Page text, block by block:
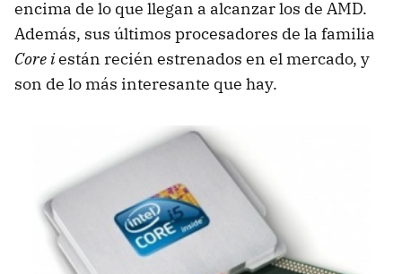
encima de lo que llegan a alcanzar los de AMD.
Además, sus últimos procesadores de la familia
Core iestán recién estrenados en el mercado, y
son de lo más interesante que hay.